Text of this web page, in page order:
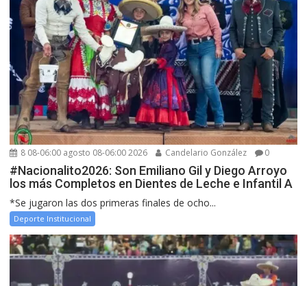
8 08-06:00 agosto 08-06:00 2026 Candelario González 0
#Nacionalito2026: Son Emiliano Gil y Diego Arroyo
los más Completos en Dientes de Leche e Infantil A
*Se jugaron las dos primeras finales de ocho...
Deporte Institucional